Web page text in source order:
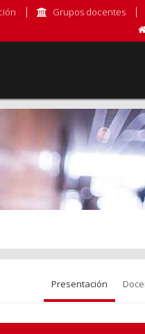
Grupos docentes
Presentación